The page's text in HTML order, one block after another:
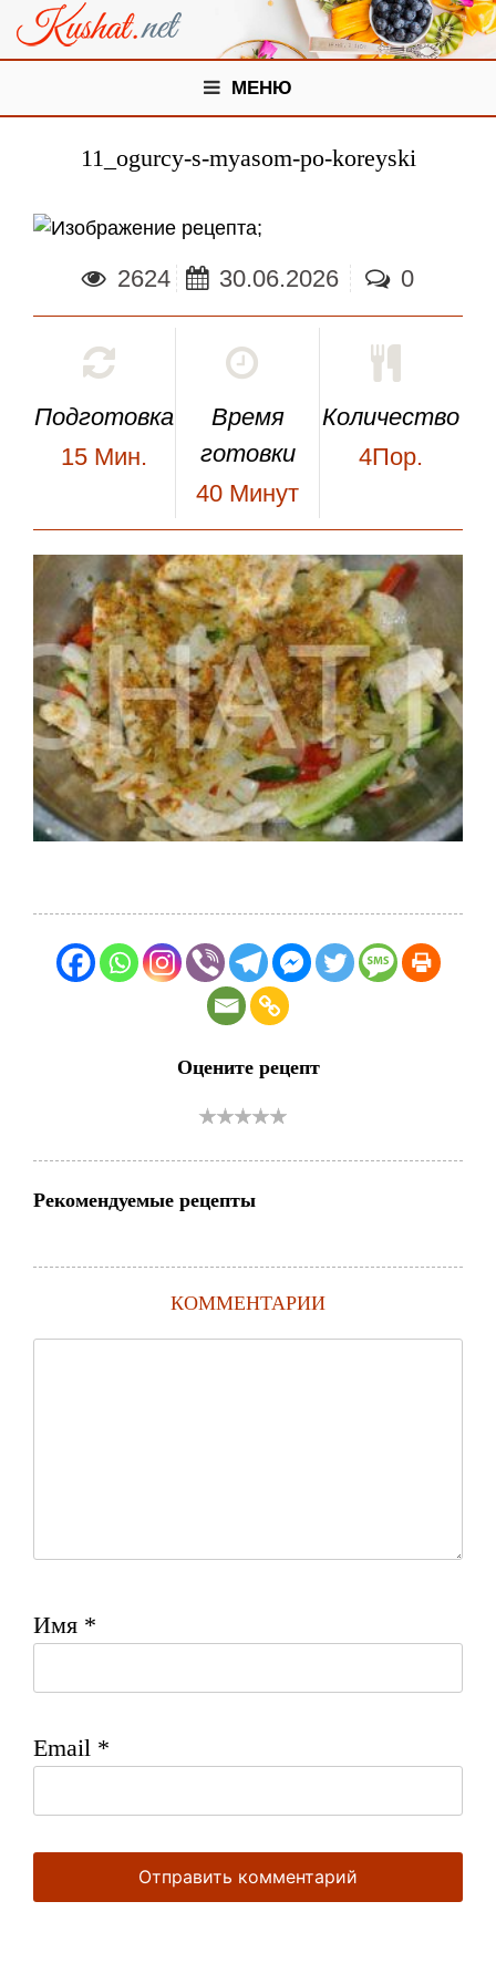
МЕНЮ
11_ogurcy-s-myasom-po-koreyski
;
2624 30.06.2026 0
Подготовка
15 Мин.
Время
готовки
40 Минут
Количество
4Пор.
Оцените рецепт
Рекомендуемые рецепты
КОММЕНТАРИИ
Имя *
Email *